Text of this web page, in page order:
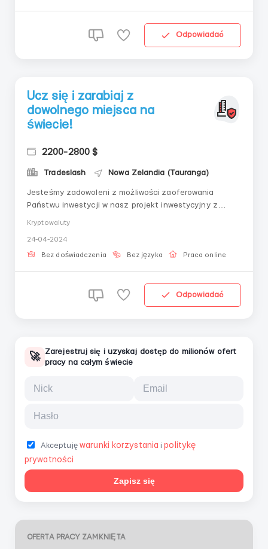
Odpowiadać
Ucz się i zarabiaj z
dowolnego miejsca na
świecie!
2200-2800 $
Tradeslash Nowa Zelandia (Tauranga)
Jesteśmy zadowoleni z możliwości zaoferowania
Państwu inwestycji w nasz projekt inwestycyjny z
opartego na naszych profesjonalnych strategiach
finansowych i innowacyjnych podejściach. Zalety
Kryptowaluty
24-04-2024
Bez doświadczenia Bez języka Praca online
Odpowiadać
🚀
Zarejestruj się i uzyskaj dostęp do milionów ofert
pracy na całym świecie
Akceptujęwarunki korzystania i politykę
prywatności
Zapisz się
OFERTA PRACY ZAMKNIĘTA